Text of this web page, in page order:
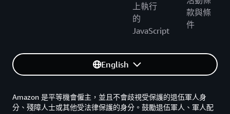
上執行
的
JavaScript
款與條
件
English
Amazon 是平等機會僱主，並且不會歧視受保護的退伍軍人身
分、殘障人士或其他受法律保護的身分。鼓勵退伍軍人、軍人配